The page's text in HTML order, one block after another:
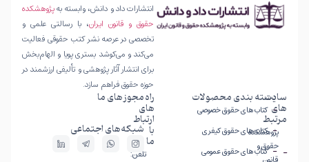
انتشارات داد و دانش، وابسته بهپژوهشکده
حقوق و قانون ایران، با رسالتی علمی و
تخصصی در عرصه نشر کتب حقوقی فعالیت
می‌کند و می‌کوشد بستری پویا و الهام‌بخش
برای انتشار آثار پژوهشی و تألیفی ارزشمند در
حوزه حقوق فراهم سازد.
سایت
های
مرتبط
پژوهشکده
حقوق و
دسته بندی محصولات
کتاب های حقوق خصوصی
کتاب های حقوق کیفری
کتاب های حقوق عمومی
راه
های
ارتباط
با
ما
تلفن:
مجوز های ما
شبکه‌های اجتماعی